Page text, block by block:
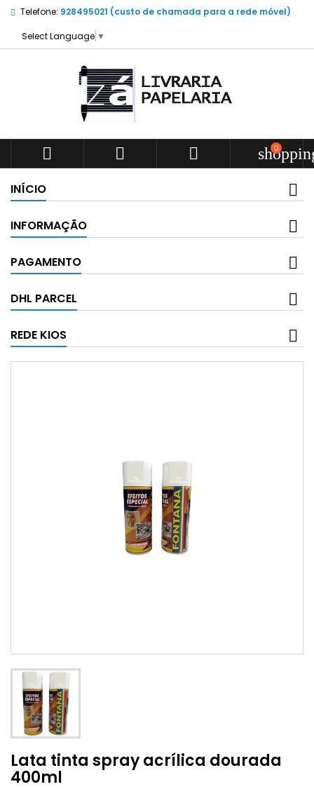
Telefone: 928495021 (custo de chamada para a rede móvel)
Select Language ▼
   0
INÍCIO
INFORMAÇÃO
PAGAMENTO
DHL PARCEL
REDE KIOS
Lata tinta spray acrílica dourada
400ml